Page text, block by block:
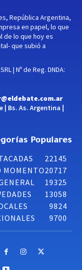
República Argentina,
en papel, lo que
de lo que hoy es
que subió a
| Nº de Reg. DNDA:
| Bs. As. Argentina |
Populares
22145
MOMENTO20717
19325
13058
9824
9700